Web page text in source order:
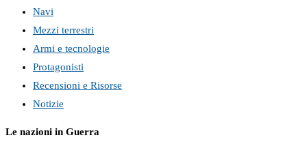
Navi
Mezzi terrestri
Armi e tecnologie
Protagonisti
Recensioni e Risorse
Notizie
Le nazioni in Guerra